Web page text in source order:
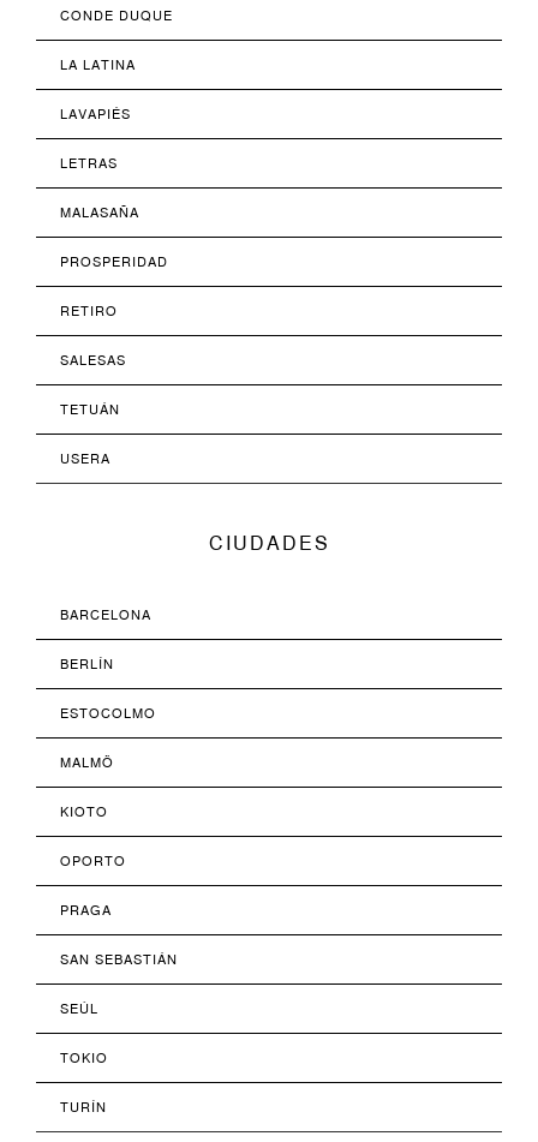
CONDE DUQUE
LA LATINA
LAVAPIÉS
LETRAS
MALASAÑA
PROSPERIDAD
RETIRO
SALESAS
TETUÁN
USERA
CIUDADES
BARCELONA
BERLÍN
ESTOCOLMO
MALMÖ
KIOTO
OPORTO
PRAGA
SAN SEBASTIÁN
SEÚL
TOKIO
TURÍN